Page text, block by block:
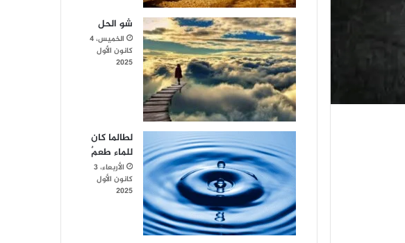
شو الحل
الخميس، 4
كانون الأول
2025
لطالما كان
للماء طعمٌ
الأربعاء، 3
كانون الأول
2025